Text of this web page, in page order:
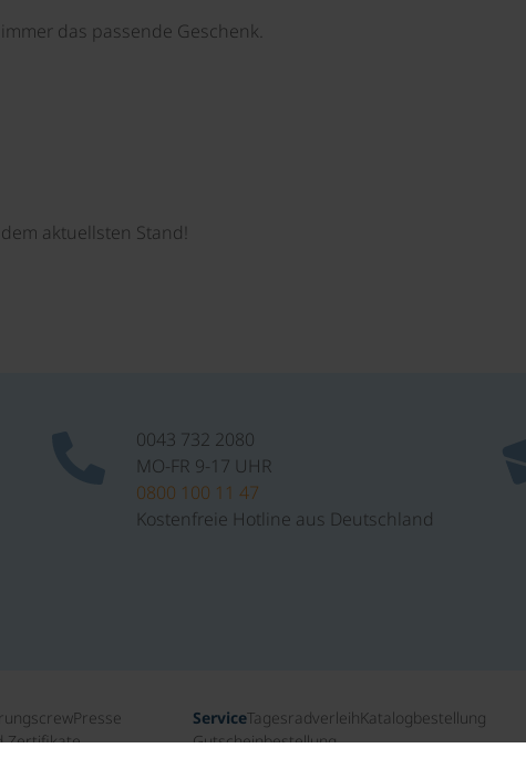
das passende Geschenk.
aktuellsten Stand!
0043 732 2080
MO-FR 9-17 UHR
0800 100 11 47
Kostenfreie Hotline aus Deutschland
Presse
Zertifikate
ServiceTagesradverleihKatalogbestellung
Gutscheinbestellung